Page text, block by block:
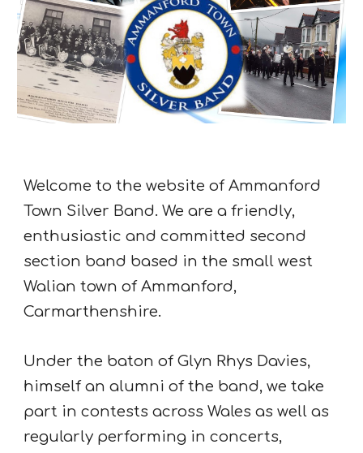
Welcome to the website of Ammanford
Town Silver Band. We are a friendly,
enthusiastic and committed second
section band based in the small west
Walian town of Ammanford,
Carmarthenshire.
Under the baton of Glyn Rhys Davies,
himself an alumni of the band, we take
part in contests across Wales as well as
regularly performing in concerts,